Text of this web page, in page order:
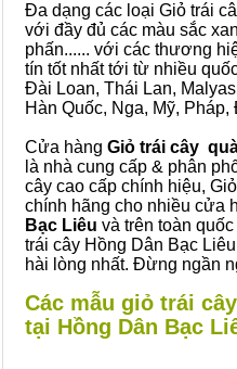
Đa dạng các loại Giỏ trái
với đầy đủ các màu sắc
phấn...... với các thương
tín tốt nhất tới từ nhiều
Đài Loan, Thái Lan,
Hàn Quốc, Nga, Mỹ, Pháp,
Cửa hàng Giỏ trái cây
là nhà cung cấp & phân
cây cao cấp chính hiệu,
chính hãng cho nhiều cửa
Bạc Liêu và trên toàn
trái cây Hồng Dân Bạc
hài lòng nhất. Đừng ngần
Các mẫu giỏ trái
tại Hồng Dân Bạc